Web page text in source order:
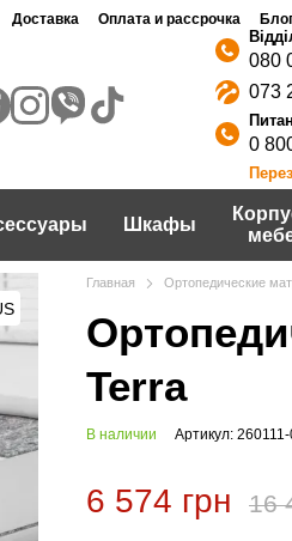
Доставка Оплата и рассрочка
080
073
0
Шкафы
Главная Ортопедические
Terra
В наличии Артикул:
6 574 грн 16